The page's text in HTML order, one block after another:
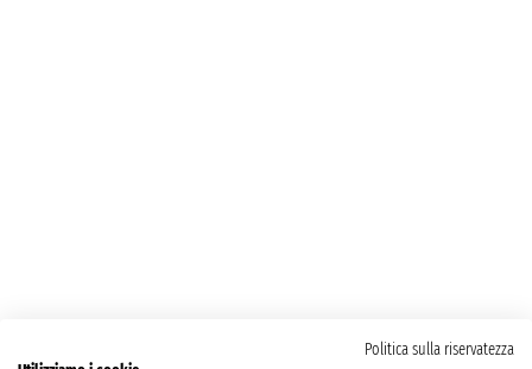
Politica sulla riservatezza